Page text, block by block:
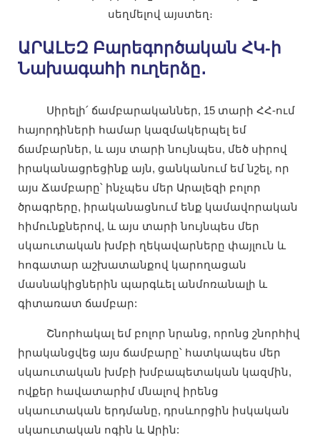
սեղմելով այստեղ։
ԱՐԱԼԵԶ Բարեգործական ՀԿ-ի
Նախագահի ուղերձը․
Սիրելի՛ ճամբարականներ, 15 տարի ՀՀ-ում
հայորդիների համար կազմակերպել եմ
ճամբարներ, և այս տարի նույնպես, մեծ սիրով
իրականացրեցինք այն, ցանկանում եմ նշել, որ
այս Ճամբարը՝ ինչպես մեր Արալեզի բոլոր
ծրագրերը, իրականացնում ենք կամավորական
հիմունքներով, և այս տարի նույնպես մեր
սկաուտական խմբի ղեկավարները փայլուն և
հոգատար աշխատանքով կարողացան
մասնակիցներին պարգևել անմոռանալի և
գիտառատ ճամբար:
Շնորհակալ եմ բոլոր նրանց, որոնց շնորհիվ
իրականցվեց այս ճամբարը՝ հատկապես մեր
սկաուտական խմբի խմբապետական կազմին,
ովքեր հավատարիմ մնալով իրենց
սկաուտական երդմանը, դրսևորցին իսկական
սկաուտական ոգին և Արին: